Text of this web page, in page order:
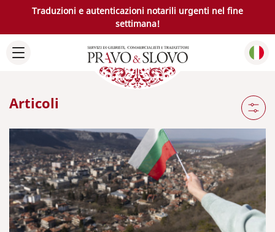
Traduzioni e autenticazioni notarili urgenti nel fine
settimana!
Articoli